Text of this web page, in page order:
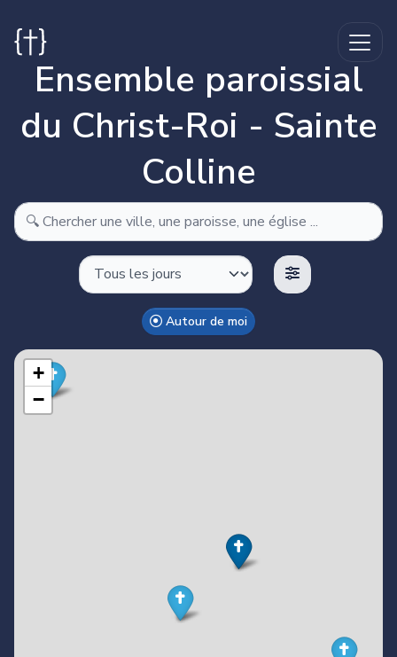
Ensemble paroissial
du Christ-Roi - Sainte
Colline
Autour de moi
Make this Notebook Trusted to load map: File -> Trust